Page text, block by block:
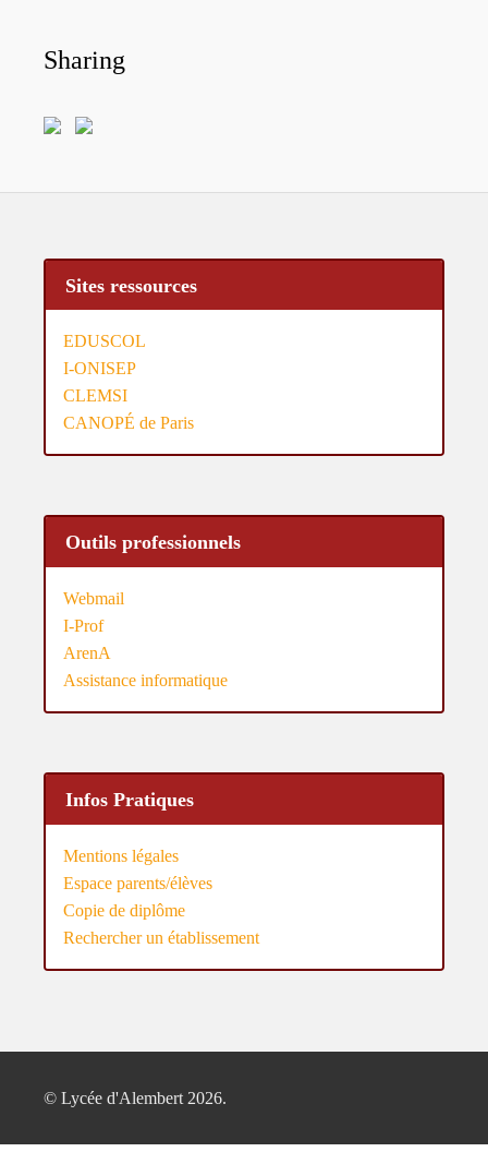
Sharing
Sites ressources
EDUSCOL
I-ONISEP
CLEMSI
CANOPÉ de Paris
Outils professionnels
Webmail
I-Prof
ArenA
Assistance informatique
Infos Pratiques
Mentions légales
Espace parents/élèves
Copie de diplôme
Rechercher un établissement
© Lycée d'Alembert 2026.